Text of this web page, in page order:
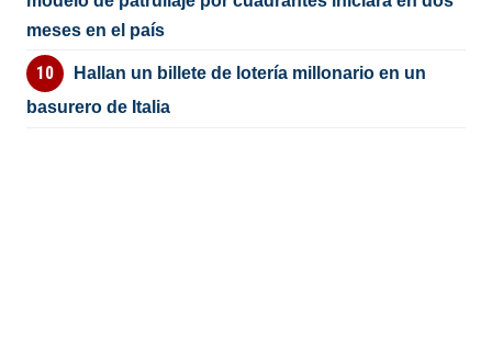
meses en el país
Hallan un billete de lotería millonario en un
basurero de Italia